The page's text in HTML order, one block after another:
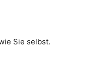
Sie selbst.